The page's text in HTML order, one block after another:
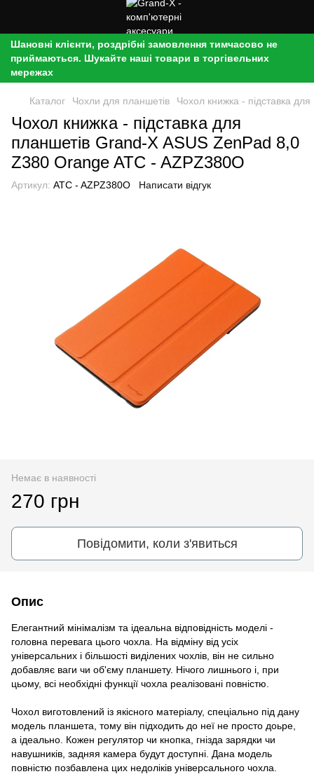
Шановні клієнти, роздрібні замовлення тимчасово не
приймаються. Шукайте наші товари в торгівельних
мережах
Каталог Чохли для планшетів Чохол книжка - підставка
Чохол книжка - підставка для
планшетів Grand-X ASUS ZenPad 8,0
Z380 Orange ATC - AZPZ380O
Артикул: ATC - AZPZ380O Написати відгук
Немає в наявності
270 грн
Повідомити, коли з'явиться
Опис
Елегантний мінімалізм та ідеальна відповідність моделі -
головна перевага цього чохла. На відміну від усіх
універсальних і більшості виділених чохлів, він не сильно
добавляє ваги чи об'єму планшету. Нічого лишнього і, при
цьому, всі необхідні функції чохла реалізовані повністю.
Чохол виготовлений із якісного матеріалу, спеціально під дану
модель планшета, тому він підходить до неї не просто доьре,
а ідеально. Кожен регулятор чи кнопка, гнізда зарядки чи
навушників, задняя камера будут доступні. Дана модель
повністю позбавлена цих недоліків універсального чохла.